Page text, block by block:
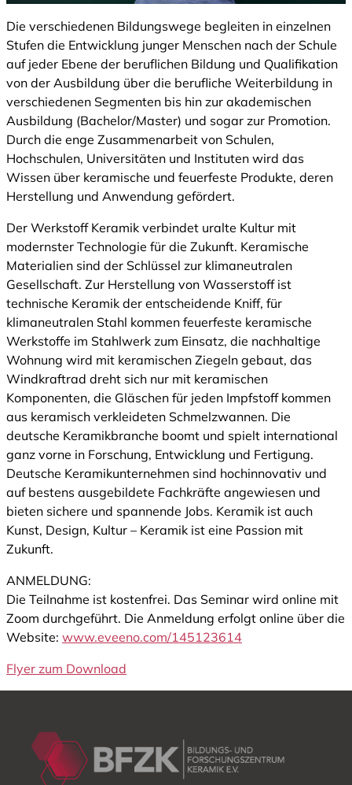
Die verschiedenen Bildungswege begleiten in einzelnen
Stufen die Entwicklung junger Menschen nach der Schule
auf jeder Ebene der beruflichen Bildung und Qualifikation
von der Ausbildung über die berufliche Weiterbildung in
verschiedenen Segmenten bis hin zur akademischen
Ausbildung (Bachelor/Master) und sogar zur Promotion.
Durch die enge Zusammenarbeit von Schulen,
Hochschulen, Universitäten und Instituten wird das
Wissen über keramische und feuerfeste Produkte, deren
Herstellung und Anwendung gefördert.
Der Werkstoff Keramik verbindet uralte Kultur mit
modernster Technologie für die Zukunft. Keramische
Materialien sind der Schlüssel zur klimaneutralen
Gesellschaft. Zur Herstellung von Wasserstoff ist
technische Keramik der entscheidende Kniff, für
klimaneutralen Stahl kommen feuerfeste keramische
Werkstoffe im Stahlwerk zum Einsatz, die nachhaltige
Wohnung wird mit keramischen Ziegeln gebaut, das
Windkraftrad dreht sich nur mit keramischen
Komponenten, die Gläschen für jeden Impfstoff kommen
aus keramisch verkleideten Schmelzwannen. Die
deutsche Keramikbranche boomt und spielt international
ganz vorne in Forschung, Entwicklung und Fertigung.
Deutsche Keramikunternehmen sind hochinnovativ und
auf bestens ausgebildete Fachkräfte angewiesen und
bieten sichere und spannende Jobs. Keramik ist auch
Kunst, Design, Kultur – Keramik ist eine Passion mit
Zukunft.
ANMELDUNG:
Die Teilnahme ist kostenfrei. Das Seminar wird online mit
Zoom durchgeführt. Die Anmeldung erfolgt online über die
Website: www.eveeno.com/145123614
Flyer zum Download